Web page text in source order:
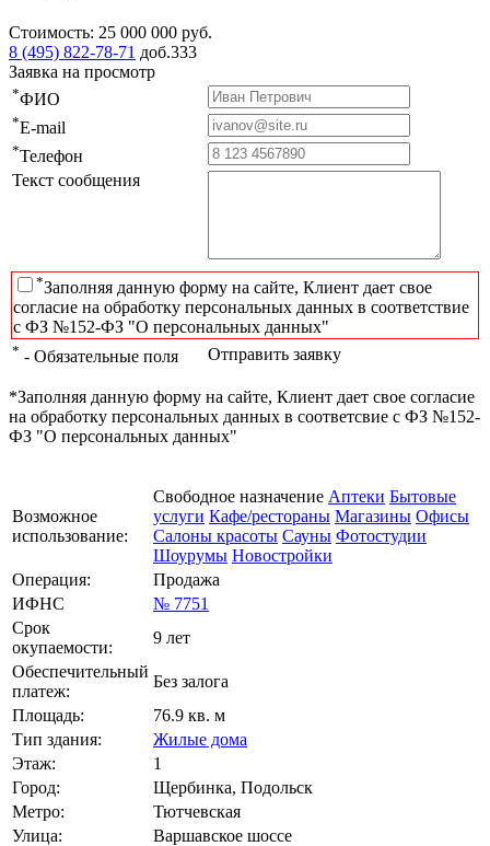
Стоимость: 25 000 000 руб.
8 (495) 822-78-71 доб.333
Заявка на просмотр
*ФИО
*E-mail
*Телефон
Текст сообщения
*Заполняя данную форму на сайте, Клиент дает свое
согласие на обработку персональных данных в соответствие
с ФЗ №152-ФЗ "О персональных данных"
* - Обязательные поля Отправить заявку
*Заполняя данную форму на сайте, Клиент дает свое согласие
на обработку персональных данных в соответсвие с ФЗ №152-
ФЗ "О персональных данных"
Возможное
использование:
Свободное назначение Аптеки Бытовые
услуги Кафе/рестораны Магазины Офисы
Салоны красоты Сауны Фотостудии
Шоурумы Новостройки
Операция:
Продажа
ИФНС
№ 7751
Срок
окупаемости:
9 лет
Обеспечительный
платеж:
Без залога
Площадь:
76.9 кв. м
Тип здания:
Жилые дома
Этаж:
1
Город:
Щербинка, Подольск
Метро:
Тютчевская
Улица:
Варшавское шоссе